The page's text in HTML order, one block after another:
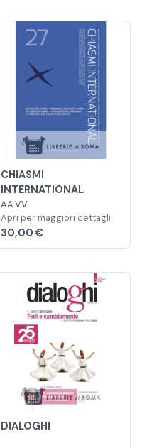
CHIASMI
INTERNATIONAL
AA.VV.
Apri per maggiori dettagli
30,00 €
DIALOGHI